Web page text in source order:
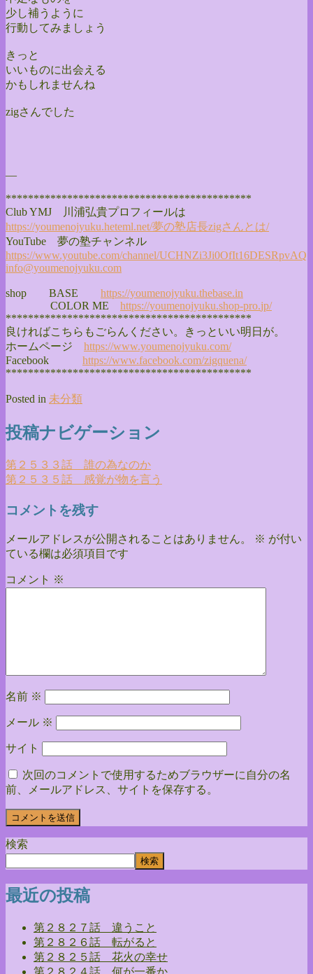
少し補うように
行動してみましょう
きっと
いいものに出会える
かもしれませんね
zigさんでした
—
********************************************
Club YMJ 川浦弘貴プロフィールは
https://youmenojyuku.heteml.net/夢の塾店長zigさんとは/
YouTube 夢の塾チャンネル
https://www.youtube.com/channel/UCHNZi3Ji0OfIt16DESRpvAQ
info@youmenojyuku.com
shop BASE https://youmenojyuku.thebase.in
COLOR ME https://youmenojyuku.shop-pro.jp/
********************************************
良ければこちらもごらんください。きっといい明日が。
ホームページ https://www.youmenojyuku.com/
Facebook https://www.facebook.com/zigquena/
********************************************
Posted in 未分類
投稿ナビゲーション
第２５３３話 誰の為なのか
第２５３５話 感覚が物を言う
コメントを残す
メールアドレスが公開されることはありません。 ※ が付い
ている欄は必須項目です
コメント ※
名前 ※
メール ※
サイト
次回のコメントで使用するためブラウザーに自分の名
前、メールアドレス、サイトを保存する。
検索
検索
最近の投稿
第２８２７話 違うこと
第２８２６話 転がると
第２８２５話 花火の幸せ